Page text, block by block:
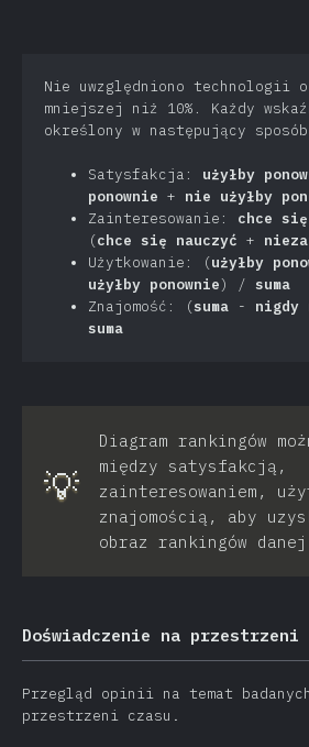
Nie uwzględniono technologii
mniejszej niż 10%. Każdy
określony w następujący
Satysfakcja: użyłby
ponownie + nie użyłby
Zainteresowanie: chce
(chce się nauczyć +
Użytkowanie: (użyłby
użyłby ponownie) / suma
Znajomość: (suma - nigdy
suma
💡
Diagram rankingów
między satysfakcją,
zainteresowaniem,
znajomością, aby
obraz rankingów
Doświadczenie na przestrzeni
Przegląd opinii na temat
przestrzeni czasu.